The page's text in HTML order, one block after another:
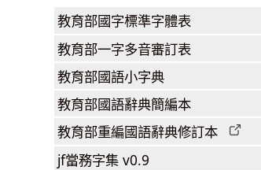
教育部國字標準字體表
教育部一字多音審訂表
教育部國語小字典
教育部國語辭典簡編本
教育部重編國語辭典修訂本
jf當務字集 v0.9